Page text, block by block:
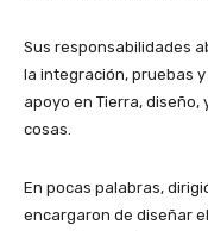
Sus responsabilidades
la integración, pruebas
apoyo en Tierra,
cosas.
En pocas palabras,
encargaron de diseñar